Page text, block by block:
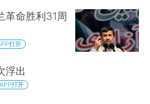
革命胜利31周
打开
浮出
APP打开